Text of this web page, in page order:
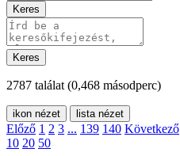
Keres
Keres
2787 találat (0,468 másodperc)
ikon nézet lista nézet
Előző 1 2 3 ... 139 140 Következő
10 20 50